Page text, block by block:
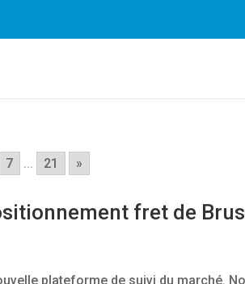
7 ... 21 »
fret de
plateforme de suivi du marché.
plus facilement. En utilisant
cookies. En savoir